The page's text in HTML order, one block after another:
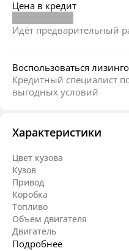
Цена в кредит
Идёт предварительный
Воспользоваться
Кредитный специалист
выгодных условий
Характеристики
Цвет кузова
Кузов
Привод
Коробка
Топливо
Объем двигателя
Двигатель
Подробнее